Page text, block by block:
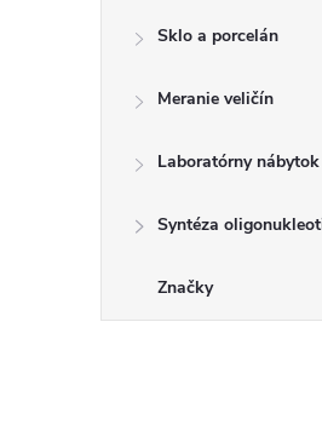
Sklo a porcelán
Meranie veličín
Laboratórny nábytok
Syntéza
Značky